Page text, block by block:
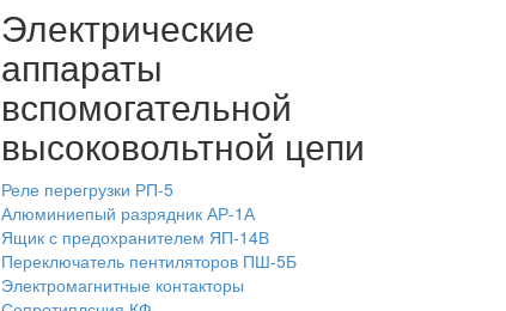
Электрические
аппараты
вспомогательной
высоковольтной цепи
Реле перегрузки РП-5
Алюминиепый разрядник АР-1А
Ящик с предохранителем ЯП-14В
Переключатель пентиляторов ПШ-5Б
Электромагнитные контакторы